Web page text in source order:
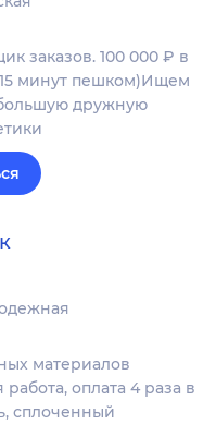
заказов. 100 000 ₽ в
минут пешком)Ищем
дружную
материалов
оплата 4 раза в
сплоченный